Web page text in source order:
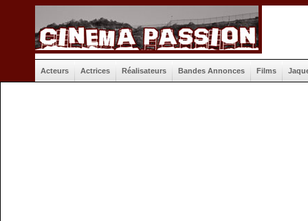
Acteurs Actrices Réalisateurs Bandes Annonces Films